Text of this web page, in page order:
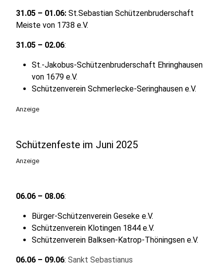
31.05 – 01.06: St.Sebastian Schützenbruderschaft
Meiste von 1738 e.V.
31.05 – 02.06:
St.-Jakobus-Schützenbruderschaft Ehringhausen
von 1679 e.V.
Schützenverein Schmerlecke-Seringhausen e.V.
Anzeige
Schützenfeste im Juni 2025
Anzeige
06.06 – 08.06:
Bürger-Schützenverein Geseke e.V.
Schützenverein Klotingen 1844 e.V.
Schützenverein Balksen-Katrop-Thöningsen e.V.
06.06 – 09.06: Sankt Sebastianus